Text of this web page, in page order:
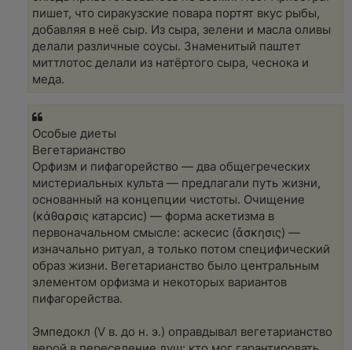
пишет, что сиракузские повара портят вкус рыбы,
добавляя в неё сыр. Из сыра, зелени и масла оливы
делали различные соусы. Знаменитый паштет
миттлотос делали из натёртого сыра, чеснока и
меда.
Особые диеты
Вегетарианство
Орфизм и пифагорейство — два общегреческих
мистериальных культа — предлагали путь жизни,
основанный на концепции чистоты. Очищение
(κάθαρσις катарсис) — форма аскетизма в
первоначальном смысле: аскесис (ἄσκησις) —
изначально ритуал, а только потом специфический
образ жизни. Вегетарианство было центральным
элементом орфизма и некоторых вариантов
пифагорейства.
Эмпедокл (V в. до н. э.) оправдывал вегетарианство